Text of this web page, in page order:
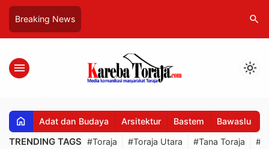
Breaking News search
menu light_mode
home Adat dan Budaya Arsitektur Bastem Bawaslu
TRENDING TAGS #Toraja #Toraja Utara #Tana Toraja